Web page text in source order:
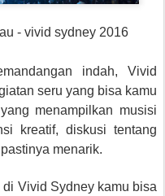
- vivid sydney 2016
indah, Vivid
seru yang bisa kamu
menampilkan musisi
kreatif, diskusi tentang
menarik.
Vivid Sydney kamu bisa